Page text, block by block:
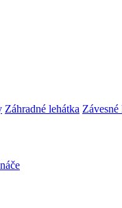
Záhradné lehátka Závesné